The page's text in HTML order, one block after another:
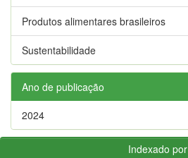
Produtos alimentares brasileiros
Sustentabilidade
Ano de publicação
2024
Indexado por